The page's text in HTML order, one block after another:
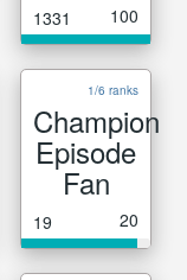
1331 100
1/6 ranks
Champion
Episode
Fan
19 20